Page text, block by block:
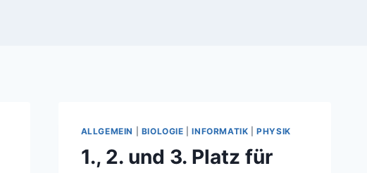
ALLGEMEIN BIOLOGIE |INFORMATIK |PHYSIK
1., 2. und 3. Platz für